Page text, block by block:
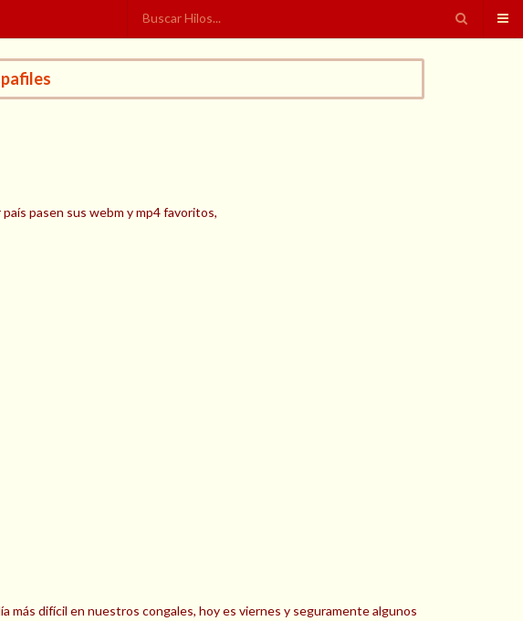
pasen sus webm y mp4 favoritos,
más difícil en nuestros congales, hoy es viernes y seguramente algunos